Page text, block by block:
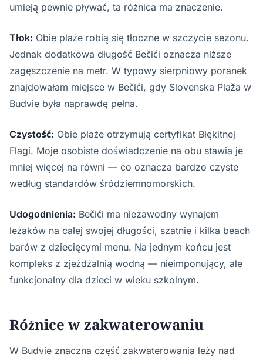
umieją pewnie pływać, ta różnica ma znaczenie.
Tłok: Obie plaże robią się tłoczne w szczycie sezonu.
Jednak dodatkowa długość Bečići oznacza niższe
zagęszczenie na metr. W typowy sierpniowy poranek
znajdowałam miejsce w Bečići, gdy Slovenska Plaža w
Budvie była naprawdę pełna.
Czystość: Obie plaże otrzymują certyfikat Błękitnej
Flagi. Moje osobiste doświadczenie na obu stawia je
mniej więcej na równi — co oznacza bardzo czyste
według standardów śródziemnomorskich.
Udogodnienia: Bečići ma niezawodny wynajem
leżaków na całej swojej długości, szatnie i kilka beach
barów z dziecięcymi menu. Na jednym końcu jest
kompleks z zjeżdżalnią wodną — nieimponujący, ale
funkcjonalny dla dzieci w wieku szkolnym.
Różnice w zakwaterowaniu
W Budvie znaczna część zakwaterowania leży nad